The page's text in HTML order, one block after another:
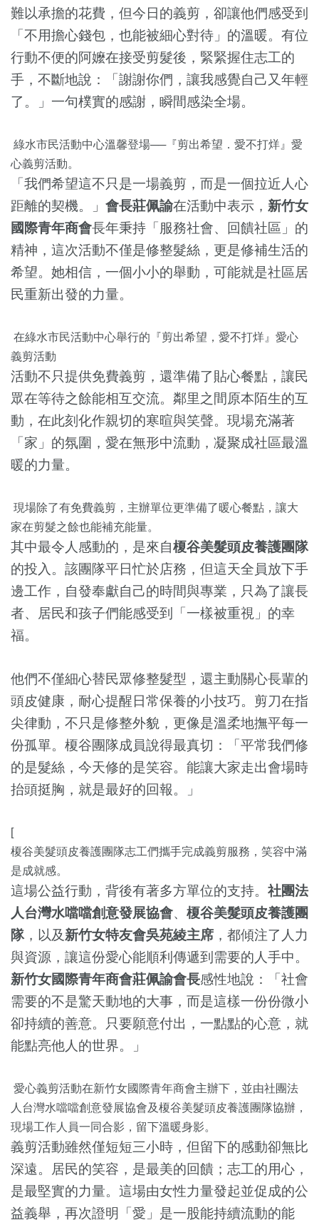
難以承擔的花費，但今日的義剪，卻讓他們感受到
「不用擔心錢包，也能被細心對待」的溫暖。有位
行動不便的阿嬤在接受剪髮後，緊緊握住志工的
手，不斷地說：「謝謝你們，讓我感覺自己又年輕
了。」一句樸實的感謝，瞬間感染全場。
綠水市民活動中心溫馨登場──『剪出希望．愛不打烊』愛
心義剪活動。
「我們希望這不只是一場義剪，而是一個拉近人心
距離的契機。」 會長莊佩諭在活動中表示， 新竹女
國際青年商會長年秉持「服務社會、回饋社區」的
精神，這次活動不僅是修整髮絲，更是修補生活的
希望。她相信，一個小小的舉動，可能就是社區居
民重新出發的力量。
在綠水市民活動中心舉行的『剪出希望，愛不打烊』愛心
義剪活動
活動不只提供免費義剪，還準備了貼心餐點，讓民
眾在等待之餘能相互交流。鄰里之間原本陌生的互
動，在此刻化作親切的寒暄與笑聲。現場充滿著
「家」的氛圍，愛在無形中流動，凝聚成社區最溫
暖的力量。
現場除了有免費義剪，主辦單位更準備了暖心餐點，讓大
家在剪髮之餘也能補充能量。
其中最令人感動的，是來自榎谷美髮頭皮養護團隊
的投入。該團隊平日忙於店務，但這天全員放下手
邊工作，自發奉獻自己的時間與專業，只為了讓長
者、居民和孩子們能感受到「一樣被重視」的幸
福。
他們不僅細心替民眾修整髮型，還主動關心長輩的
頭皮健康，耐心提醒日常保養的小技巧。剪刀在指
尖律動，不只是修整外貌，更像是溫柔地撫平每一
份孤單。榎谷團隊成員說得最真切：「平常我們修
的是髮絲，今天修的是笑容。能讓大家走出會場時
抬頭挺胸，就是最好的回報。」
[
榎谷美髮頭皮養護團隊志工們攜手完成義剪服務，笑容中滿
是成就感。
這場公益行動，背後有著多方單位的支持。 社團法
人台灣水噹噹創意發展協會、 榎谷美髮頭皮養護團
隊，以及新竹女特友會吳苑綾主席 ，都傾注了人力
與資源，讓這份愛心能順利傳遞到需要的人手中。
新竹女國際青年商會莊佩諭會長感性地說：「社會
需要的不是驚天動地的大事，而是這樣一份份微小
卻持續的善意。只要願意付出，一點點的心意，就
能點亮他人的世界。」
愛心義剪活動在新竹女國際青年商會主辦下，並由社團法
人台灣水噹噹創意發展協會及榎谷美髮頭皮養護團隊協辦，
現場工作人員一同合影，留下溫暖身影。
義剪活動雖然僅短短三小時，但留下的感動卻無比
深遠。居民的笑容，是最美的回饋；志工的用心，
是最堅實的力量。這場由女性力量發起並促成的公
益義舉，再次證明「愛」是一股能持續流動的能